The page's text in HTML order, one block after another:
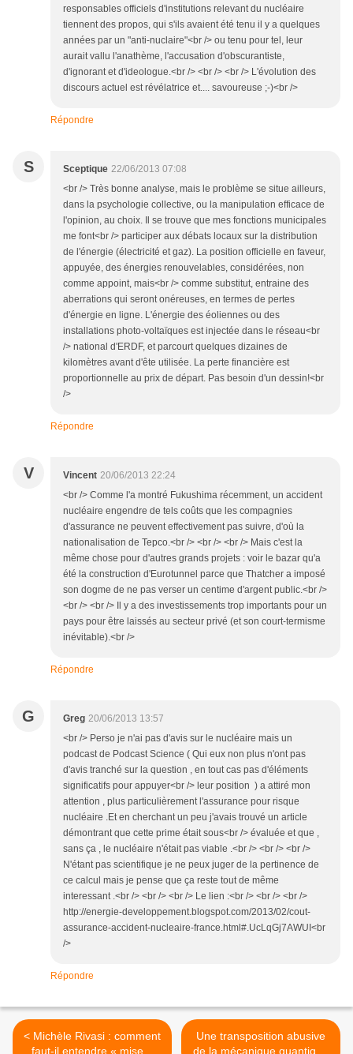
responsables officiels d'institutions relevant du nucléaire
tiennent des propos, qui s'ils avaient été tenu il y a quelques
années par un "anti-nuclaire"<br /> ou tenu pour tel, leur
aurait vallu l'anathème, l'accusation d'obscurantiste,
d'ignorant et d'ideologue.<br /> <br /> <br /> L'évolution des
discours actuel est révélatrice et.... savoureuse ;-)<br />
Répondre
S Sceptique 22/06/2013 07:08
<br /> Très bonne analyse, mais le problème se situe ailleurs,
dans la psychologie collective, ou la manipulation efficace de
l'opinion, au choix. Il se trouve que mes fonctions municipales
me font<br /> participer aux débats locaux sur la distribution
de l'énergie (électricité et gaz). La position officielle en faveur,
appuyée, des énergies renouvelables, considérées, non
comme appoint, mais<br /> comme substitut, entraine des
aberrations qui seront onéreuses, en termes de pertes
d'énergie en ligne. L'énergie des éoliennes ou des
installations photo-voltaïques est injectée dans le réseau<br
/> national d'ERDF, et parcourt quelques dizaines de
kilomètres avant d'ête utilisée. La perte financière est
proportionnelle au prix de départ. Pas besoin d'un dessin!<br
/>
Répondre
V Vincent 20/06/2013 22:24
<br /> Comme l'a montré Fukushima récemment, un accident
nucléaire engendre de tels coûts que les compagnies
d'assurance ne peuvent effectivement pas suivre, d'où la
nationalisation de Tepco.<br /> <br /> <br /> Mais c'est la
même chose pour d'autres grands projets : voir le bazar qu'a
été la construction d'Eurotunnel parce que Thatcher a imposé
son dogme de ne pas verser un centime d'argent public.<br />
<br /> <br /> Il y a des investissements trop importants pour un
pays pour être laissés au secteur privé (et son court-termisme
inévitable).<br />
Répondre
G Greg 20/06/2013 13:57
<br /> Perso je n'ai pas d'avis sur le nucléaire mais un
podcast de Podcast Science ( Qui eux non plus n'ont pas
d'avis tranché sur la question , en tout cas pas d'éléments
significatifs pour appuyer<br /> leur position ) a attiré mon
attention , plus particulièrement l'assurance pour risque
nucléaire .Et en cherchant un peu j'avais trouvé un article
démontrant que cette prime était sous<br /> évaluée et que ,
sans ça , le nucléaire n'était pas viable .<br /> <br /> <br />
N'étant pas scientifique je ne peux juger de la pertinence de
ce calcul mais je pense que ça reste tout de même
interessant .<br /> <br /> <br /> Le lien :<br /> <br /> <br />
http://energie-developpement.blogspot.com/2013/02/cout-
assurance-accident-nucleaire-france.html#.UcLqGj7AWUI<br
/>
Répondre
< Michèle Rivasi : comment
faut-il entendre « mise à
Une transposition abusive
de la mécanique quantique